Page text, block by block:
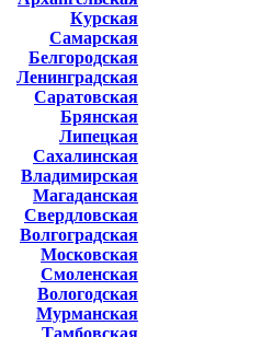
Курская
Самарская
Белгородская
Ленинградская
Саратовская
Брянская
Липецкая
Сахалинская
Владимирская
Магаданская
Свердловская
Волгоградская
Московская
Смоленская
Вологодская
Мурманская
Тамбовская